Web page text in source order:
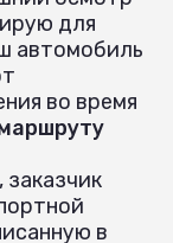
для
автомобиль
во время
в